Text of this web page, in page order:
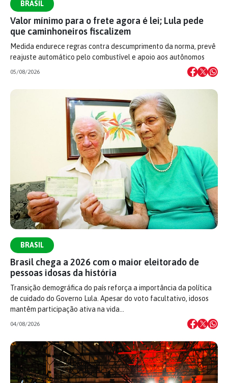
BRASIL
Valor mínimo para o frete agora é lei; Lula pede
que caminhoneiros fiscalizem
Medida endurece regras contra descumprimento da norma, prevê
reajuste automático pelo combustível e apoio aos autônomos
05/08/2026
BRASIL
Brasil chega a 2026 com o maior eleitorado de
pessoas idosas da história
Transição demográfica do país reforça a importância da política
de cuidado do Governo Lula. Apesar do voto facultativo, idosos
mantêm participação ativa na vida…
04/08/2026